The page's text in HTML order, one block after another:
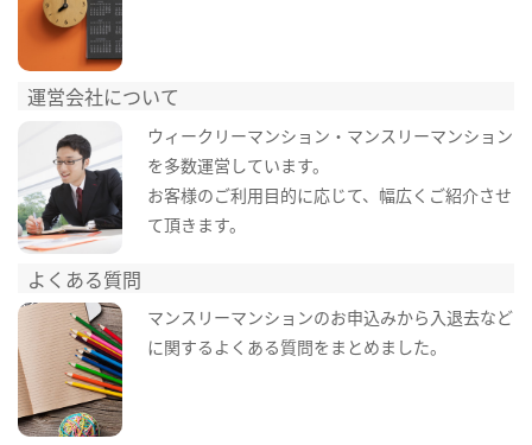
運営会社について
ウィークリーマンション・マンスリーマンション
を多数運営しています。
お客様のご利用目的に応じて、幅広くご紹介させ
て頂きます。
よくある質問
マンスリーマンションのお申込みから入退去など
に関するよくある質問をまとめました。